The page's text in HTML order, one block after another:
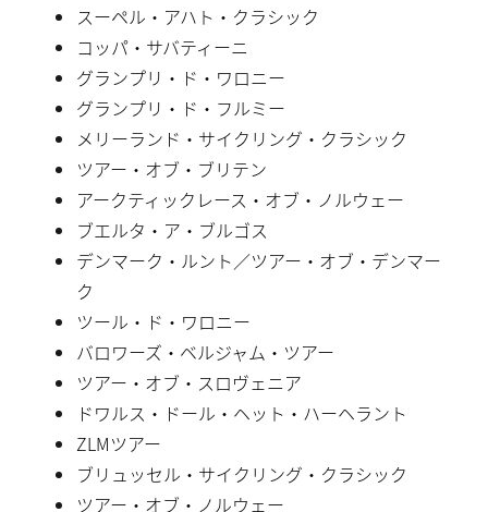
スーペル・アハト・クラシック
コッパ・サバティーニ
グランプリ・ド・ワロニー
グランプリ・ド・フルミー
メリーランド・サイクリング・クラシック
ツアー・オブ・ブリテン
アークティックレース・オブ・ノルウェー
ブエルタ・ア・ブルゴス
デンマーク・ルント／ツアー・オブ・デンマー
ク
ツール・ド・ワロニー
バロワーズ・ベルジャム・ツアー
ツアー・オブ・スロヴェニア
ドワルス・ドール・ヘット・ハーヘラント
ZLMツアー
ブリュッセル・サイクリング・クラシック
ツアー・オブ・ノルウェー